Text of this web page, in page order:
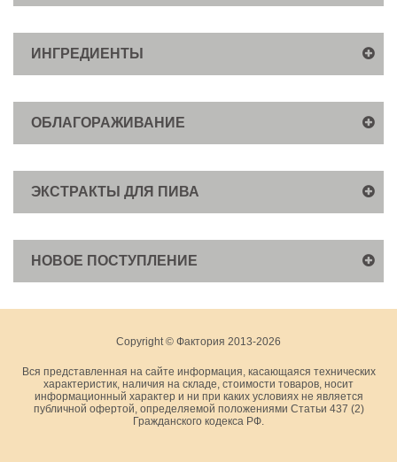
ИНГРЕДИЕНТЫ
ОБЛАГОРАЖИВАНИЕ
ЭКСТРАКТЫ ДЛЯ ПИВА
НОВОЕ ПОСТУПЛЕНИЕ
Copyright © Фактория 2013-2026
Вся представленная на сайте информация, касающаяся технических
характеристик, наличия на складе, стоимости товаров, носит
информационный характер и ни при каких условиях не является
публичной офертой, определяемой положениями Статьи 437 (2)
Гражданского кодекса РФ.